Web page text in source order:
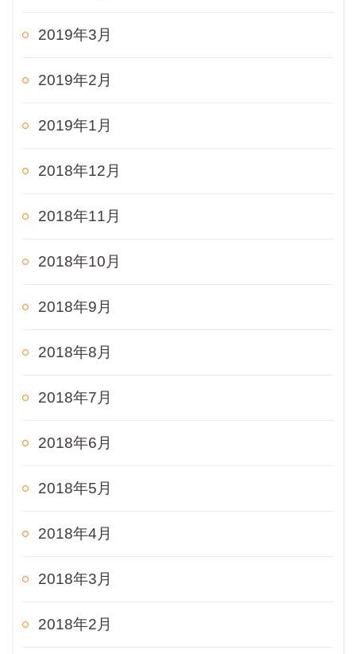
2019年3月
2019年2月
2019年1月
2018年12月
2018年11月
2018年10月
2018年9月
2018年8月
2018年7月
2018年6月
2018年5月
2018年4月
2018年3月
2018年2月